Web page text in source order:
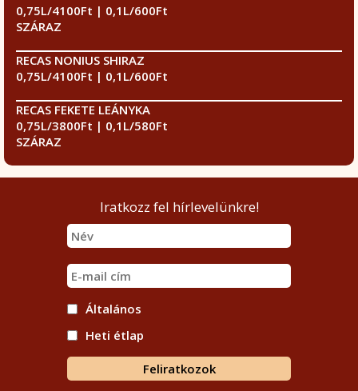
0,75L/4100Ft | 0,1L/600Ft
SZÁRAZ
RECAS NONIUS SHIRAZ
0,75L/4100Ft | 0,1L/600Ft
RECAS FEKETE LEÁNYKA
0,75L/3800Ft | 0,1L/580Ft
SZÁRAZ
Iratkozz fel hírlevelünkre!
Általános
Heti étlap